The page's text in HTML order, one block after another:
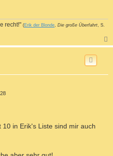
recht!" (Erik der Blonde Die große Überfahrt , S.
a
in Erik's Liste sind mir auch